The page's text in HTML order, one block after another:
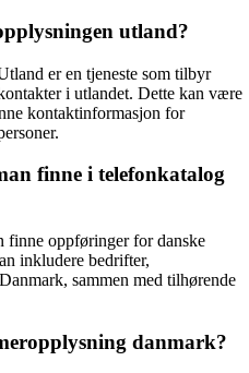
utland?
er en tjeneste som tilbyr
i utlandet. Dette kan være
kontaktinformasjon for
finne i telefonkatalog
finne oppføringer for danske
inkludere bedrifter,
sammen med tilhørende
danmark?